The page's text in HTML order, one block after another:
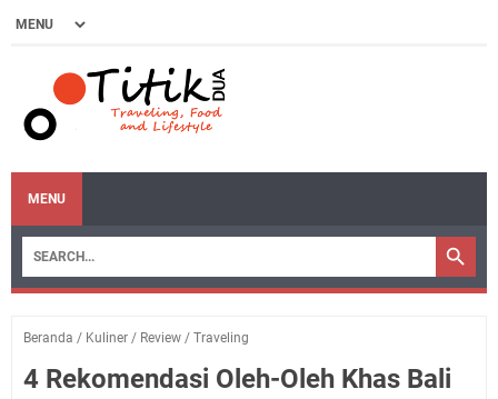
MENU
Beranda / Kuliner / Review / Traveling
4 Rekomendasi Oleh-Oleh Khas Bali